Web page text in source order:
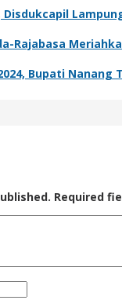
Rajabasa
Bupati
Required